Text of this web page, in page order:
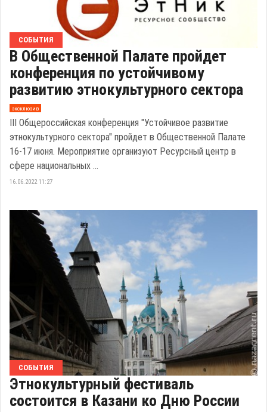
СОБЫТИЯ
В Общественной Палате пройдет
конференция по устойчивому
развитию этнокультурного сектора
эксклюзив
III Общероссийская конференция "Устойчивое развитие
этнокультурного сектора" пройдет в Общественной Палате
16-17 июня. Мероприятие организуют Ресурсный центр в
сфере национальных ...
16.06.2022 11:27
СОБЫТИЯ
Этнокультурный фестиваль
состоится в Казани ко Дню России